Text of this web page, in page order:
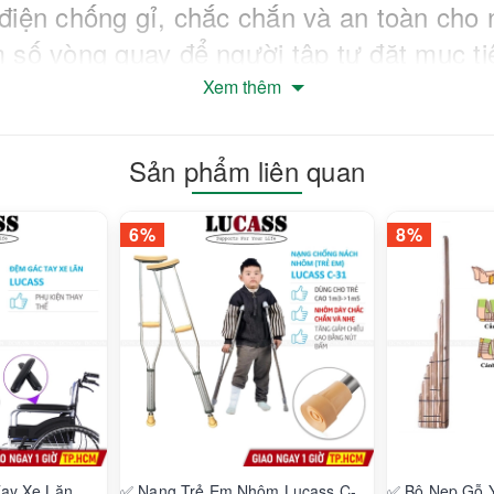
chống gỉ, chắc chắn và an toàn cho
vòng quay để người tập tự đặt mục
hoặc người trẻ đi lại g
ra bên ngoài dễ dàng
tự đi bộ ra ngoài để vận động,
tập vận động để kích thích các cơ
được và sức khỏe yếu đi. Dụng cụ tập
việc đó một các đơn giản, dễ ràng, gọn
chức năng đi lại đối với các trường
Xem thêm
Sản phẩm liên quan
6% 8%